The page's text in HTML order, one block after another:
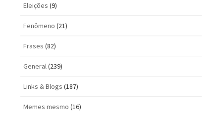
Eleições (9)
Fenômeno (21)
Frases (82)
General(239)
Links & Blogs (187)
Memes mesmo (16)